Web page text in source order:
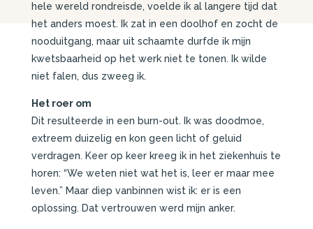
hele wereld rondreisde, voelde ik al langere tijd dat
het anders moest. Ik zat in een doolhof en zocht de
nooduitgang, maar uit schaamte durfde ik mijn
kwetsbaarheid op het werk niet te tonen. Ik wilde
niet falen, dus zweeg ik.
Het roer om
Dit resulteerde in een burn-out. Ik was doodmoe,
extreem duizelig en kon geen licht of geluid
verdragen. Keer op keer kreeg ik in het ziekenhuis te
horen: “We weten niet wat het is, leer er maar mee
leven.” Maar diep vanbinnen wist ik: er is een
oplossing. Dat vertrouwen werd mijn anker.